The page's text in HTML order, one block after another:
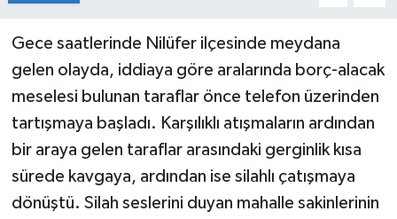
Gece saatlerinde Nilüfer ilçesinde meydana
gelen olayda, iddiaya göre aralarında borç-alacak
meselesi bulunan taraflar önce telefon üzerinden
tartışmaya başladı. Karşılıklı atışmaların ardından
bir araya gelen taraflar arasındaki gerginlik kısa
sürede kavgaya, ardından ise silahlı çatışmaya
dönüştü. Silah seslerini duyan mahalle sakinlerinin